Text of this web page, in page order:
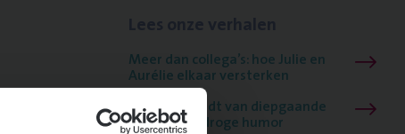
Meer dan collega’s: hoe Julie en
Aurélie elkaar versterken
Mathias houdt van diepgaande
dossiers én droge humor